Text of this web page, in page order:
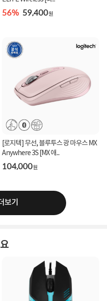
56% 59,400원
[로지텍] 무선, 블루투스 광 마우스 MX
Anywhere 3S [MX 애...
104,000원
보기